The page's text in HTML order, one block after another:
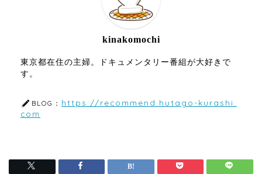
kinakomochi
東京都在住の主婦。ドキュメンタリー番組が大好きで
す。
BLOG： https://recommend.hutago-kurashi.
com